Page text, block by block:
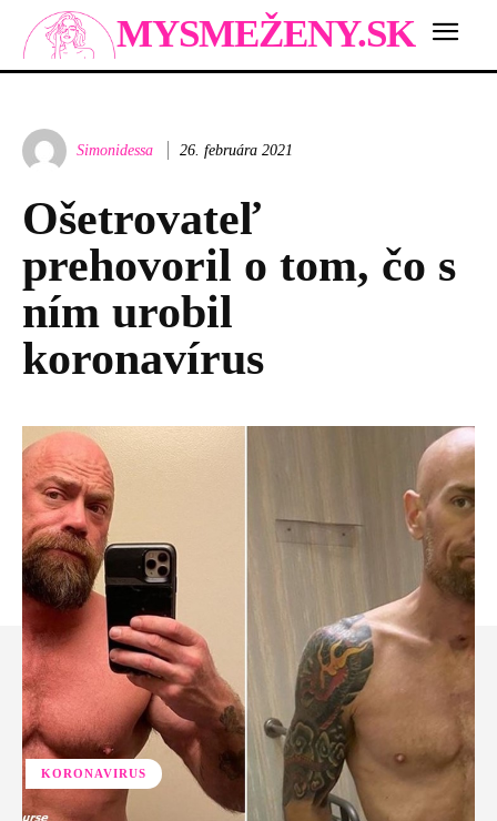
MYSMEŽENY.SK
Simonidessa 26. februára 2021
Ošetrovateľ
prehovoril o tom, čo s
ním urobil
koronavírus
KORONAVIRUS